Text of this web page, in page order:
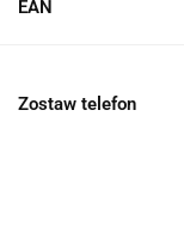
EAN
Zostaw telefon